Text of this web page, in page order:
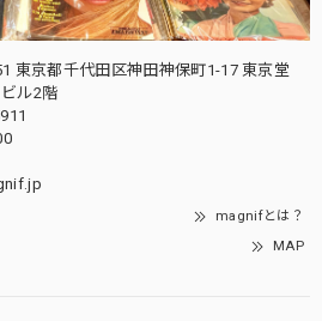
東京都千代田区神田神保町1-17 東京堂
ル2階
magnifとは？
MAP